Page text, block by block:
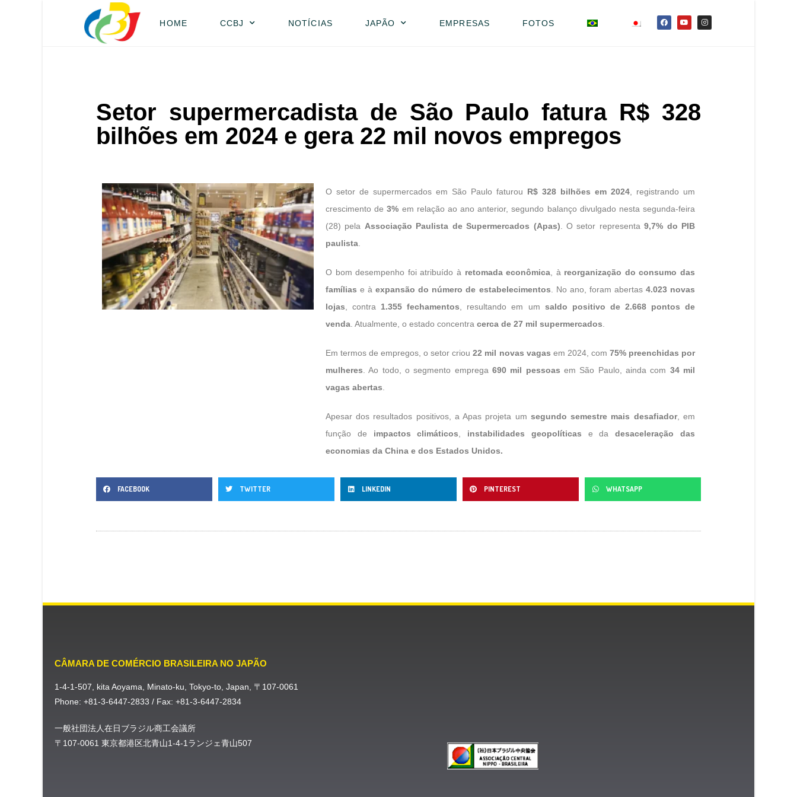
HOME CCBJ NOTÍCIAS JAPÃO EMPRESAS FOTOS
Setor supermercadista de São Paulo fatura R$ 328
bilhões em 2024 e gera 22 mil novos empregos
O setor de supermercados em São Paulo faturou R$ 328 bilhões em 2024 , registrando um
crescimento de3% em relação ao ano anterior, segundo balanço divulgado nesta segunda-feira
(28) pela Associação Paulista de Supermercados (Apas) . O setor representa9,7% do PIB
paulista
O bom desempenho foi atribuído à retomada econômica , à reorganização do consumo das
famílias e àexpansão do número de estabelecimentos . No ano, foram abertas 4.023 novas
lojas , contra 1.355 fechamentos , resultando em um saldo positivo de 2.668 pontos de
venda . Atualmente, o estado concentra cerca de 27 mil supermercados
Em termos de empregos, o setor criou22 mil novas vagas em 2024, com 75% preenchidas por
mulheres . Ao todo, o segmento emprega 690 mil pessoas em São Paulo, ainda com 34 mil
vagas abertas
Apesar dos resultados positivos, a Apas projeta um segundo semestre mais desafiador, em
função de impactos climáticos instabilidades geopolíticas e dadesaceleração das
economias da China e dos Estados Unidos.
FACEBOOK TWITTER LINKEDIN PINTEREST WHATSAPP
CÂMARA DE COMÉRCIO BRASILEIRA NO JAPÃO
1-4-1-507, kita Aoyama, Minato-ku, Tokyo-to, Japan, 〒107-0061
Phone: +81-3-6447-2833 / Fax: +81-3-6447-2834
一般社団法人在日ブラジル商工会議所
〒107-0061 東京都港区北青山1-4-1ランジェ青山507